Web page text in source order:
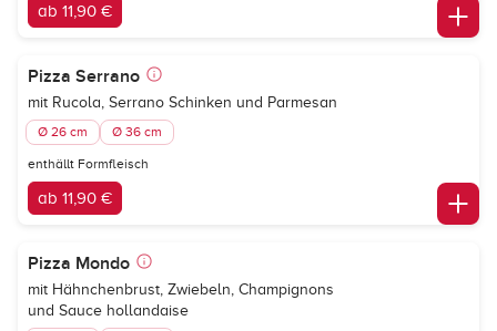
ab 11,90 €
Pizza Serrano
mit Rucola, Serrano Schinken und Parmesan
Ø 26 cm Ø 36 cm
enthällt Formfleisch
ab 11,90 €
Pizza Mondo
mit Hähnchenbrust, Zwiebeln, Champignons
und Sauce hollandaise